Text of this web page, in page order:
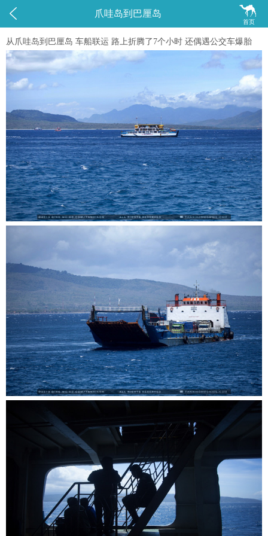
 
首页
爪哇岛到巴厘岛
从爪哇岛到巴厘岛 车船联运 路上折腾了7个小时 还偶遇公交车爆胎